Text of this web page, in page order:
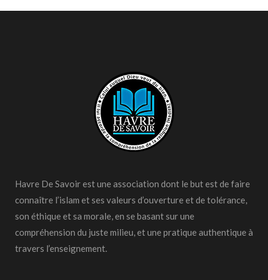
Havre De Savoir est une association dont le but est de faire
connaître l’islam et ses valeurs d’ouverture et de tolérance,
son éthique et sa morale, en se basant sur une
compréhension du juste milieu, et une pratique authentique à
travers l’enseignement.